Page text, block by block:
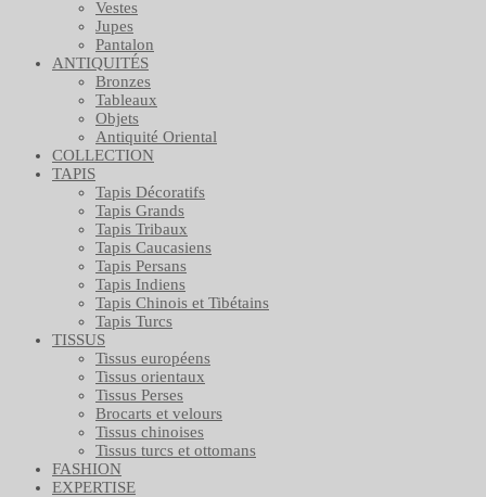
Vestes
Jupes
Pantalon
ANTIQUITÉS
Bronzes
Tableaux
Objets
Antiquité Oriental
COLLECTION
TAPIS
Tapis Décoratifs
Tapis Grands
Tapis Tribaux
Tapis Caucasiens
Tapis Persans
Tapis Indiens
Tapis Chinois et Tibétains
Tapis Turcs
TISSUS
Tissus européens
Tissus orientaux
Tissus Perses
Brocarts et velours
Tissus chinoises
Tissus turcs et ottomans
FASHION
EXPERTISE